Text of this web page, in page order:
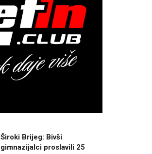
Široki Brijeg: Bivši
gimnazijalci proslavili 25